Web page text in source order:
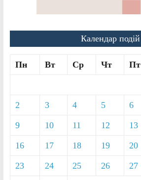
Календар подій
Пн Вт Ср Чт Пт
2 3 4 5 6
9 10 11 12 13
16 17 18 19 20
23 24 25 26 27